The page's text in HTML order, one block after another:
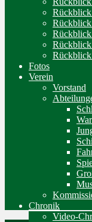
Rückblick
Rückblick
Rückblick
Rückblick
Rückblick
Fotos
Verein
Vorstand
Chronik
Video-